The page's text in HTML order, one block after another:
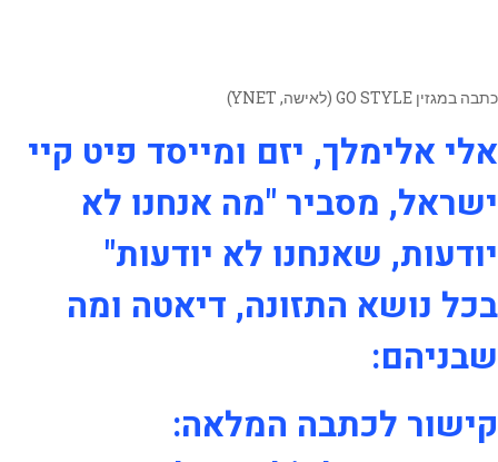
כתבה במגזין GO STYLE (לאישה, YNET)
אלי אלימלך, יזם ומייסד פיט קיי
ישראל, מסביר "מה אנחנו לא
יודעות, שאנחנו לא יודעות"
בכל נושא התזונה, דיאטה ומה
שבניהם:
קישור לכתבה המלאה: